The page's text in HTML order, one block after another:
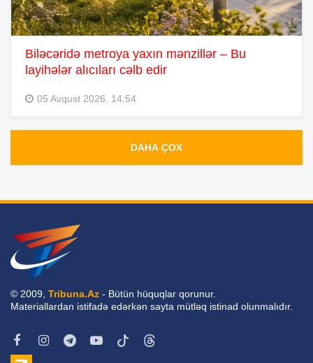
Biləcəridə metroya yaxın mənzillər – Bu
layihələr alıcıları cəlb edir
05 Avqust 2026, 14:54
DAHA ÇOX
© 2009, Tribuna.Az - Bütün hüquqlar qorunur.
Materiallardan istifadə edərkən sayta mütləq istinad olunmalıdır.